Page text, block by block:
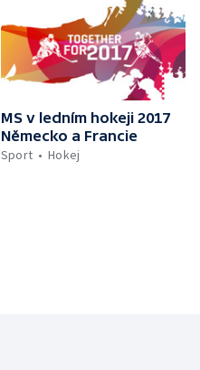
MS v ledním hokeji 2017
Německo a Francie
Sport
Hokej